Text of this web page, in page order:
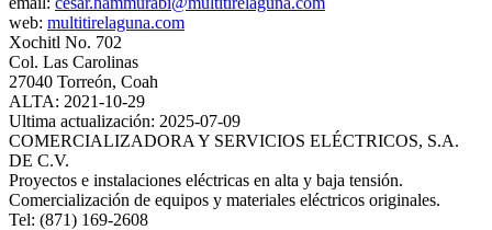
web: multitirelaguna.com
Xochitl No. 702
Col. Las Carolinas
27040 Torreón, Coah
ALTA: 2021-10-29
Ultima actualización: 2025-07-09
COMERCIALIZADORA Y SERVICIOS ELÉCTRICOS, S.A.
DE C.V.
Proyectos e instalaciones eléctricas en alta y baja tensión.
Comercialización de equipos y materiales eléctricos originales.
Tel: (871) 169-2608